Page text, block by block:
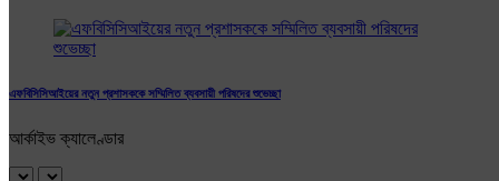
এফবিসিসিআইয়ের নতুন প্রশাসককে সম্মিলিত ব্যবসায়ী পরিষদের শুভেচ্ছা
আর্কাইভ ক্যালেণ্ডার